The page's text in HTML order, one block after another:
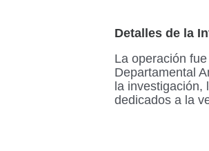
Detalles de la
La operación
Departamental
la investigación,
dedicados a la